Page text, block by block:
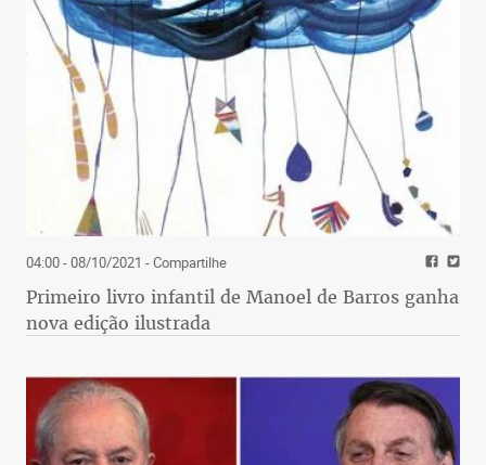
04:00 - 08/10/2021 - Compartilhe
Primeiro livro infantil de Manoel de Barros ganha
nova edição ilustrada